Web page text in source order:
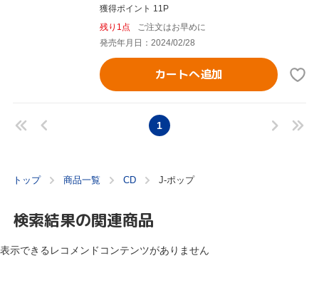
獲得ポイント 11P
残り1点
ご注文はお早めに
発売年月日：2024/02/28
カートへ追加
1
トップ 商品一覧 CD J-ポップ
検索結果の関連商品
表示できるレコメンドコンテンツがありません